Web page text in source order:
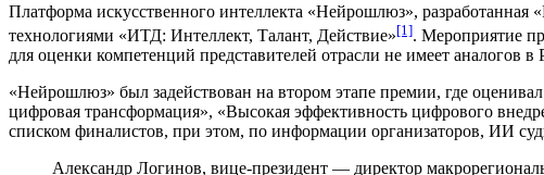
Платформа искусственного интеллекта «Нейрошлюз»,
технологиями «ИТД: Интеллект, Талант, Действие»[1]. Мероприятие
для оценки компетенций представителей отрасли не имеет аналогов в
«Нейрошлюз» был задействован на втором этапе премии, где
цифровая трансформация», «Высокая эффективность цифрового
списком финалистов, при этом, по информации организаторов, ИИ
Александр Логинов, вице-президент — директор